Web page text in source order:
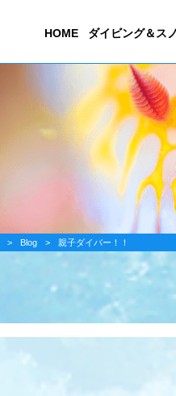
HOME ダイビング＆ス
> Blog > 親子ダイバー！！